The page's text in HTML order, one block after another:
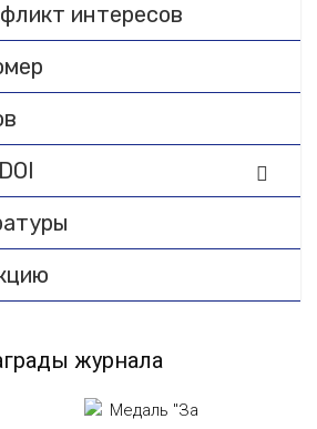
интересов
журнала